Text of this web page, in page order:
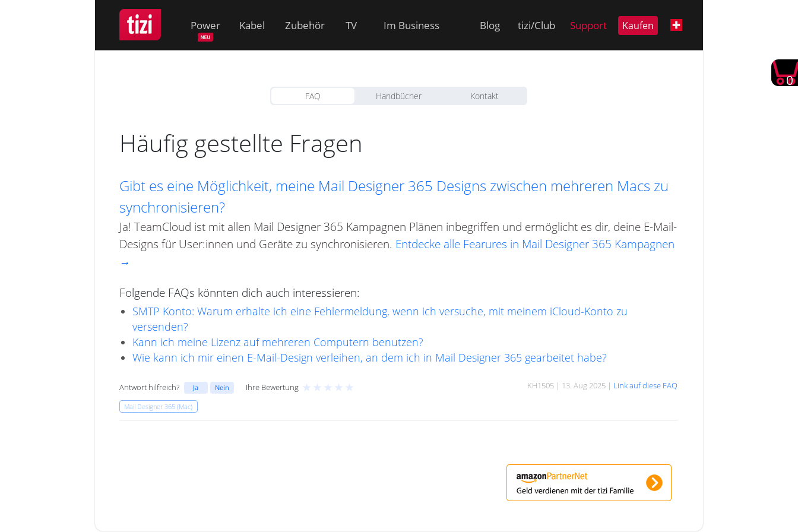
Power Kabel Zubehör TV Im Business Blog tizi/Club Support Kaufen
0
FAQ Handbücher Kontakt
Häufig gestellte Fragen
Gibt es eine Möglichkeit, meine Mail Designer 365 Designs zwischen mehreren Macs zu
synchronisieren?
Ja! TeamCloud ist mit allen Mail Designer 365 Kampagnen Plänen inbegriffen und ermöglicht es dir, deine E-Mail-
Designs für User:innen und Geräte zu synchronisieren. Entdecke alle Fearures in Mail Designer 365 Kampagnen
→
Folgende FAQs könnten dich auch interessieren:
SMTP Konto: Warum erhalte ich eine Fehlermeldung, wenn ich versuche, mit meinem iCloud-Konto zu
versenden?
Kann ich meine Lizenz auf mehreren Computern benutzen?
Wie kann ich mir einen E-Mail-Design verleihen, an dem ich in Mail Designer 365 gearbeitet habe?
Antwort hilfreich? Ja Nein Ihre Bewertung ★ ★ ★ ★ ★ KH1505 | 13. Aug 2025 | Link auf diese FAQ
Mail Designer 365 (Mac)